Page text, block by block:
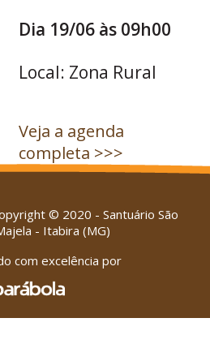
Dia 19/06 às 09h00
Local: Zona Rural
Veja a agenda
completa >>>
© 2020 - Santuário São
- Itabira (MG)
com excelência por